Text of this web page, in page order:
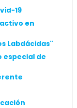
19
en
Labdácidas"
especial de